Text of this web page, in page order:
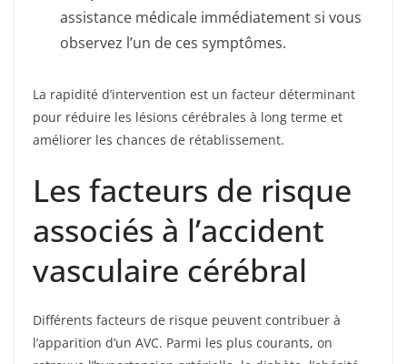
assistance médicale immédiatement si vous
observez l’un de ces symptômes.
La rapidité d’intervention est un facteur déterminant
pour réduire les lésions cérébrales à long terme et
améliorer les chances de rétablissement.
Les facteurs de risque
associés à l’accident
vasculaire cérébral
Différents facteurs de risque peuvent contribuer à
l’apparition d’un AVC. Parmi les plus courants, on